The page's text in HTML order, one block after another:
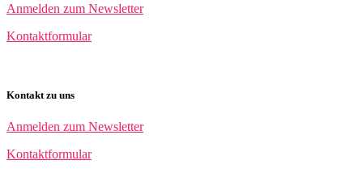
Anmelden zum Newsletter
Kontaktformular
Kontakt zu uns
Anmelden zum Newsletter
Kontaktformular